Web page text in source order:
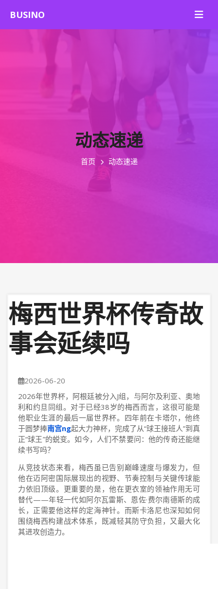
动态速递
首页 动态速递
梅西世界杯传奇故
事会延续吗
2026-06-20
2026年世界杯，阿根廷被分入J组，与阿尔及利亚、奥地
利和约旦同组。对于已经38岁的梅西而言，这很可能是
他职业生涯的最后一届世界杯。四年前在卡塔尔，他终
于圆梦捧南宫ng起大力神杯，完成了从“球王接班人”到真
正“球王”的蜕变。如今，人们不禁要问：他的传奇还能继
续书写吗？
从竞技状态来看，梅西虽已告别巅峰速度与爆发力，但
他在迈阿密国际展现出的视野、节奏控制与关键传球能
力依旧顶级。更重要的是，他在更衣室的领袖作用无可
替代——年轻一代如阿尔瓦雷斯、恩佐·费尔南德斯的成
长，正需要他这样的定海神针。而斯卡洛尼也深知如何
围绕梅西构建战术体系，既减轻其防守负担，又最大化
其进攻创造力。